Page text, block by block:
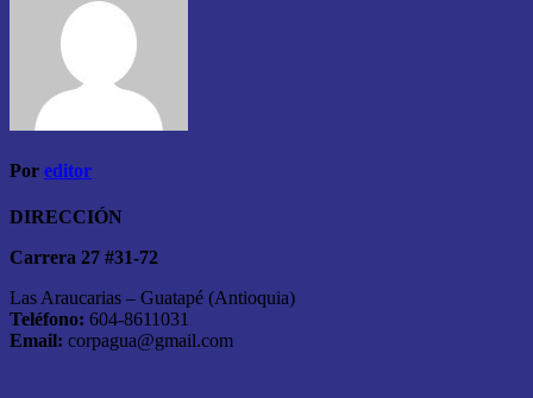
Por editor
DIRECCIÓN
Carrera 27 #31-72
Las Araucarias – Guatapé (Antioquia)
Teléfono: 604-8611031
Email: corpagua@gmail.com